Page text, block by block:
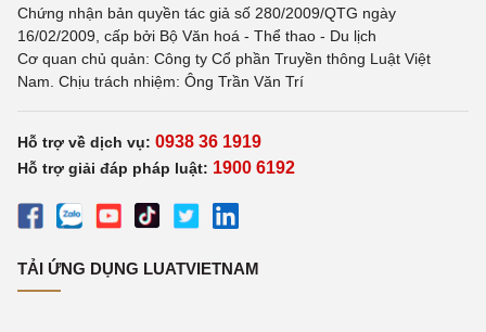
Chứng nhận bản quyền tác giả số 280/2009/QTG ngày
16/02/2009, cấp bởi Bộ Văn hoá - Thể thao - Du lịch
Cơ quan chủ quản: Công ty Cổ phần Truyền thông Luật Việt
Nam. Chịu trách nhiệm: Ông Trần Văn Trí
Hỗ trợ về dịch vụ: 0938 36 1919
Hỗ trợ giải đáp pháp luật: 1900 6192
TẢI ỨNG DỤNG LUATVIETNAM